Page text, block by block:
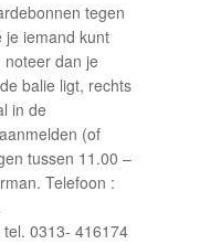
tegen
je iemand kunt
dan je
balie ligt, rechts
in de
(of
tussen 11.00 –
Telefoon :
0313- 416174